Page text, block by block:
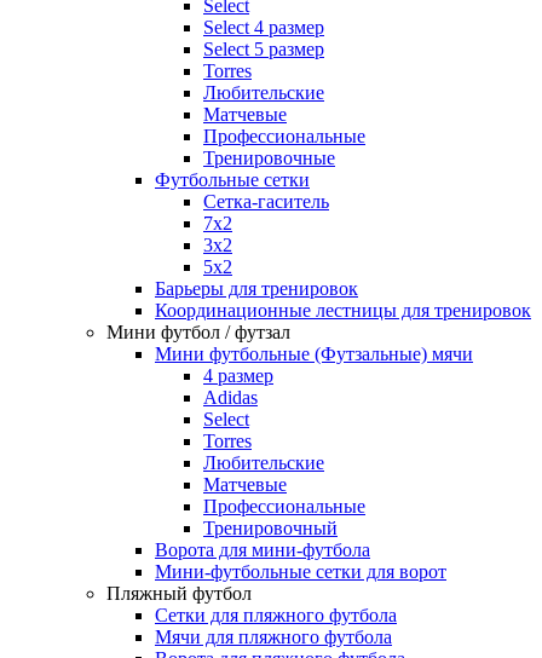
Select
Select 4 размер
Select 5 размер
Torres
Любительские
Матчевые
Профессиональные
Тренировочные
Футбольные сетки
Сетка-гаситель
7x2
3х2
5х2
Барьеры для тренировок
Координационные лестницы для тренировок
Мини футбол / футзал
Мини футбольные (Футзальные) мячи
4 размер
Adidas
Select
Torres
Любительские
Матчевые
Профессиональные
Тренировочный
Ворота для мини-футбола
Мини-футбольные сетки для ворот
Пляжный футбол
Сетки для пляжного футбола
Мячи для пляжного футбола